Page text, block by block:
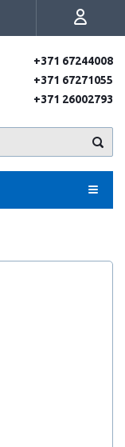
+371 67244008
+371 67271055
+371 26002793